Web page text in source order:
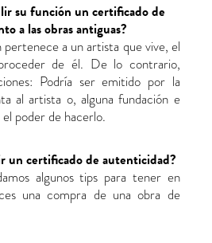
su función un certificado de
a las obras antiguas?
pertenece a un artista que vive, el
de él. De lo contrario,
Podría ser emitido por la
al artista o, alguna fundación e
poder de hacerlo.
un certificado de autenticidad?
algunos tips para tener en
una compra de una obra de